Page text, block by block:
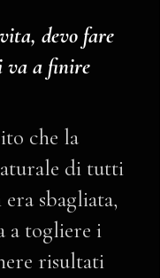
devo fare
va a finire
che la
di tutti
sbagliata,
a togliere i
risultati